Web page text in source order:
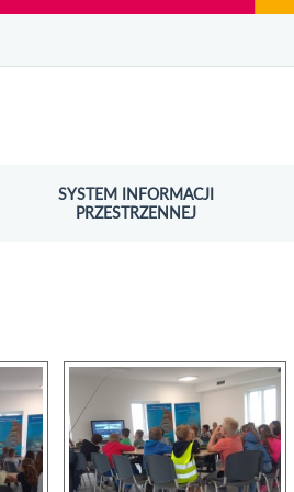
SYSTEM INFORMACJI
PRZESTRZENNEJ
OTWORZY SIĘ W NOWYM OKNIE